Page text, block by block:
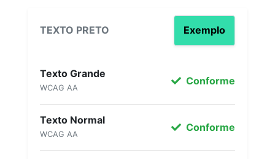
TEXTO PRETO Exemplo
Texto Grande
WCAG AA
Conforme
Texto Normal
WCAG AA
Conforme